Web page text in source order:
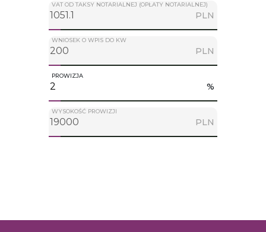
VAT OD TAKSY NOTARIALNEJ (OPŁATY NOTARIALNEJ)
PLN
WNIOSEK O WPIS DO KW
PLN
PROWIZJA
%
WYSOKOŚĆ PROWIZJI
PLN